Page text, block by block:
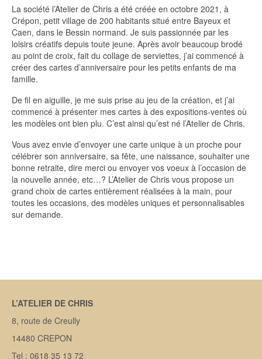
La société l’Atelier de Chris a été créée en octobre 2021, à
Crépon, petit village de 200 habitants situé entre Bayeux et
Caen, dans le Bessin normand. Je suis passionnée par les
loisirs créatifs depuis toute jeune. Après avoir beaucoup brodé
au point de croix, fait du collage de serviettes, j’ai commencé à
créer des cartes d’anniversaire pour les petits enfants de ma
famille.
De fil en aiguille, je me suis prise au jeu de la création, et j’ai
commencé à présenter mes cartes à des expositions-ventes où
les modèles ont bien plu. C’est ainsi qu’est né l’Atelier de Chris.
Vous avez envie d’envoyer une carte unique à un proche pour
célébrer son anniversaire, sa fête, une naissance, souhaiter une
bonne retraite, dire merci ou envoyer vos voeux à l’occasion de
la nouvelle année, etc…? L’Atelier de Chris vous propose un
grand choix de cartes entièrement réalisées à la main, pour
toutes les occasions, des modèles uniques et personnalisables
sur demande.
L’ATELIER DE CHRIS
8, route de Creully
14480 CREPON
Tel : 0618 35 13 72